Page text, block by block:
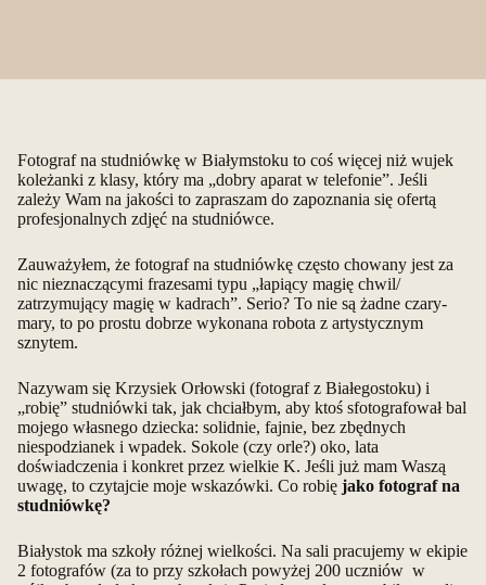
Fotograf na studniówkę w Białymstoku to coś więcej niż wujek
koleżanki z klasy, który ma „dobry aparat w telefonie”. Jeśli
zależy Wam na jakości to zapraszam do zapoznania się ofertą
profesjonalnych zdjęć na studniówce.
Zauważyłem, że fotograf na studniówkę często chowany jest za
nic nieznaczącymi frazesami typu „łapiący magię chwil/
zatrzymujący magię w kadrach”. Serio? To nie są żadne czary-
mary, to po prostu dobrze wykonana robota z artystycznym
sznytem.
Nazywam się Krzysiek Orłowski (fotograf z Białegostoku) i
„robię” studniówki tak, jak chciałbym, aby ktoś sfotografował bal
mojego własnego dziecka: solidnie, fajnie, bez zbędnych
niespodzianek i wpadek. Sokole (czy orle?) oko, lata
doświadczenia i konkret przez wielkie K. Jeśli już mam Waszą
uwagę, to czytajcie moje wskazówki. Co robię jako fotograf na
studniówkę?
Białystok ma szkoły różnej wielkości. Na sali pracujemy w ekipie
2 fotografów (za to przy szkołach powyżej 200 uczniów w